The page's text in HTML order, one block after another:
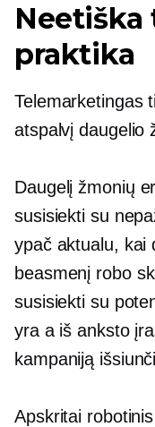
praktika
Telemarketingas
atspalvį daugelio
Daugelį žmonių
susisiekti su
ypač aktualu, kai
beasmenį robo
susisiekti su
yra a iš anksto
kampaniją
Apskritai